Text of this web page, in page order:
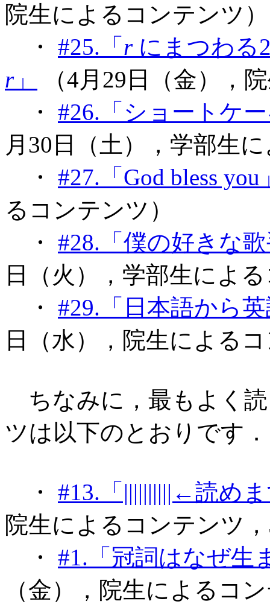
院生によるコンテンツ）
・ #25.「 rにまつわる2
r」
（4月29日（金），
・ #26.「ショートケ
月30日（土），学部生
・ #27.「God bless you
るコンテンツ）
・ #28.「僕の好きな
日（火），学部生によ
・ #29.「日本語から
日（水），院生による
ちなみに，最もよく
ツは以下のとおりです．
・ #13.「||||||||||←読め
院生によるコンテンツ
・ #1.「冠詞はなぜ生
（金），院生によるコ